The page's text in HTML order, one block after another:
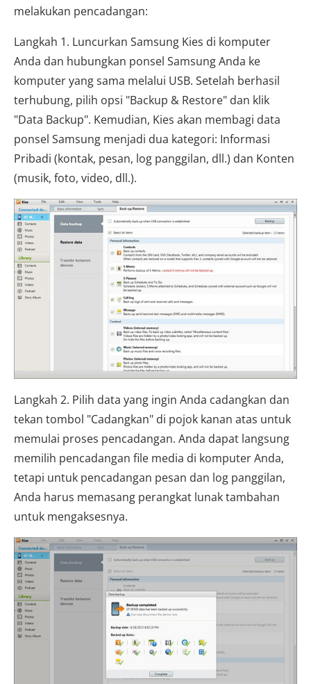
melakukan pencadangan:
Langkah 1. Luncurkan Samsung Kies di komputer
Anda dan hubungkan ponsel Samsung Anda ke
komputer yang sama melalui USB. Setelah berhasil
terhubung, pilih opsi "Backup & Restore" dan klik
"Data Backup". Kemudian, Kies akan membagi data
ponsel Samsung menjadi dua kategori: Informasi
Pribadi (kontak, pesan, log panggilan, dll.) dan Konten
(musik, foto, video, dll.).
Langkah 2. Pilih data yang ingin Anda cadangkan dan
tekan tombol "Cadangkan" di pojok kanan atas untuk
memulai proses pencadangan. Anda dapat langsung
memilih pencadangan file media di komputer Anda,
tetapi untuk pencadangan pesan dan log panggilan,
Anda harus memasang perangkat lunak tambahan
untuk mengaksesnya.